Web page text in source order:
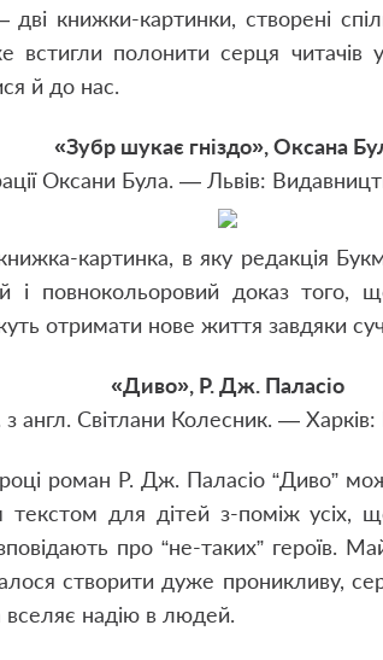
дві книжки-картинки, створені
встигли полонити серця читачів
й до нас.
«Зубр шукає гніздо», Оксана
Оксани Була. — Львів:
картинка, в яку редакція
і повнокольоровий доказ того,
отримати нове життя завдяки
«Диво», Р. Дж. Паласіо
з англ. Світлани Колесник. — Харків:
роман Р. Дж. Паласіо “Диво”
текстом для дітей з-поміж усіх,
про “не-таких” героїв.
створити дуже проникливу,
вселяє надію в людей.